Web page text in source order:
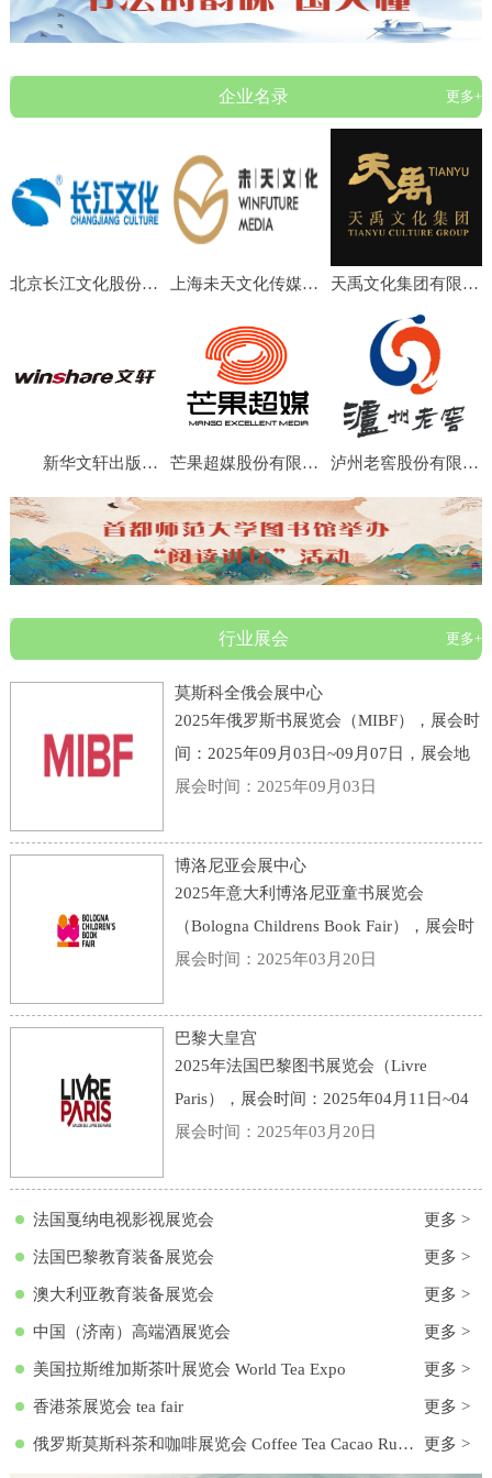
企业名录 更多+
北京长江文化股份有限公司 上海未天文化传媒有限公司 天禹文化集团有限公司
新华文轩出版传媒股份有限公司 芒果超媒股份有限公司 泸州老窖股份有限公司
行业展会 更多+
莫斯科全俄会展中心
2025年俄罗斯书展览会（MIBF），展会时
间：2025年09月03日~09月07日，展会地
点：俄罗斯-莫斯科-119 Prospekt Mira,
LITERATURA PUBLI
展会时间：2025年09月03日
博洛尼亚会展中心
2025年意大利博洛尼亚童书展览会
（Bologna Childrens Book Fair），展会时
间：2025年03月31日~04月03日，展会地
中心
展会时间：2025年03月20日
巴黎大皇宫
2025年法国巴黎图书展览会（Livre
Paris），展会时间：2025年04月11日~04
月13日，展会地点：法国-巴黎-3 Avenue
期
展会时间：2025年03月20日
法国戛纳电视影视展览会 更多 >
法国巴黎教育装备展览会 更多 >
澳大利亚教育装备展览会 更多 >
中国（济南）高端酒展览会 更多 >
美国拉斯维加斯茶叶展览会 World Tea Expo 更多 >
香港茶展览会 tea fair 更多 >
俄罗斯莫斯科茶和咖啡展览会 Coffee Tea Cacao Russian Expo 更多 >